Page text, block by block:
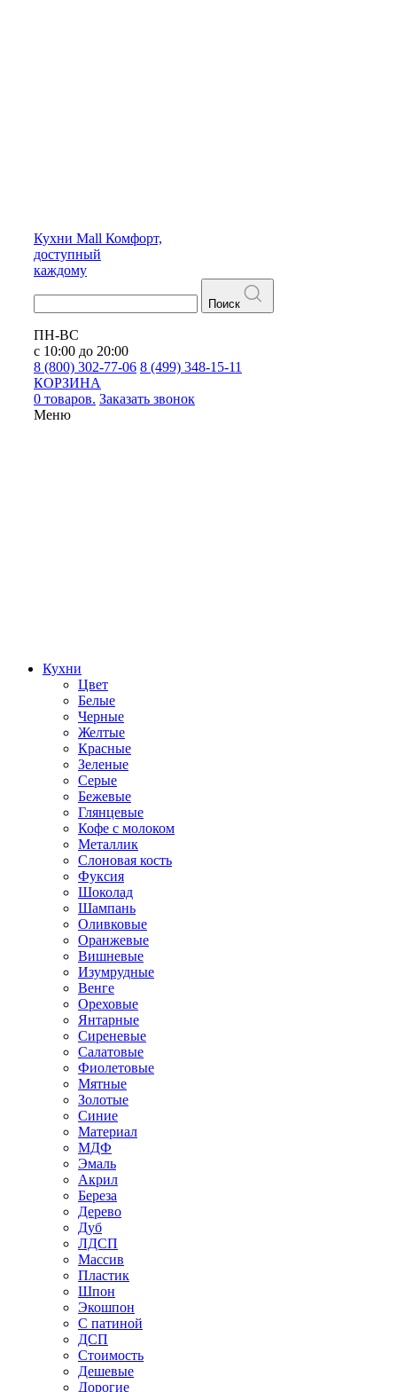
Кухни Mall Комфорт,
доступный
каждому
Поиск
ПН-ВС
с 10:00 до 20:00
8 (800) 302-77-06 8 (499) 348-15-11
КОРЗИНА
0 товаров. Заказать звонок
Меню
Кухни
Цвет
Белые
Черные
Желтые
Красные
Зеленые
Серые
Бежевые
Глянцевые
Кофе с молоком
Металлик
Слоновая кость
Фуксия
Шоколад
Шампань
Оливковые
Оранжевые
Вишневые
Изумрудные
Венге
Ореховые
Янтарные
Сиреневые
Салатовые
Фиолетовые
Мятные
Золотые
Синие
Материал
МДФ
Эмаль
Акрил
Береза
Дерево
Дуб
ЛДСП
Массив
Пластик
Шпон
Экошпон
С патиной
ДСП
Стоимость
Дешевые
Дорогие